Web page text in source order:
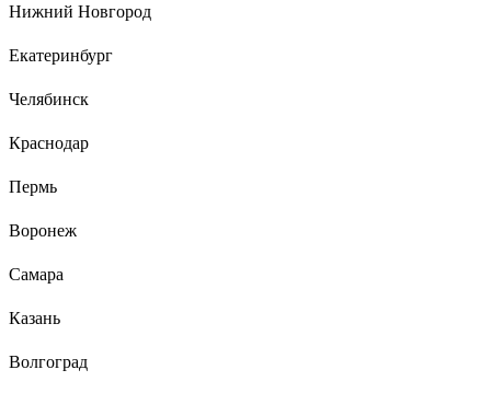
яркость, при долгой эксплуатации не снижается световой
фактор ключевой, поскольку мерцание подсведки экрана
глаза устают.
2,2V 0,47A 621107
Отличное качество, долгий срок службы, приемлемая цена,
ответственный производитель, т.к. брака совсем нет.
Нижний Новгород
Екатеринбург
Челябинск
Краснодар
Пермь
Воронеж
Самара
Казань
Волгоград